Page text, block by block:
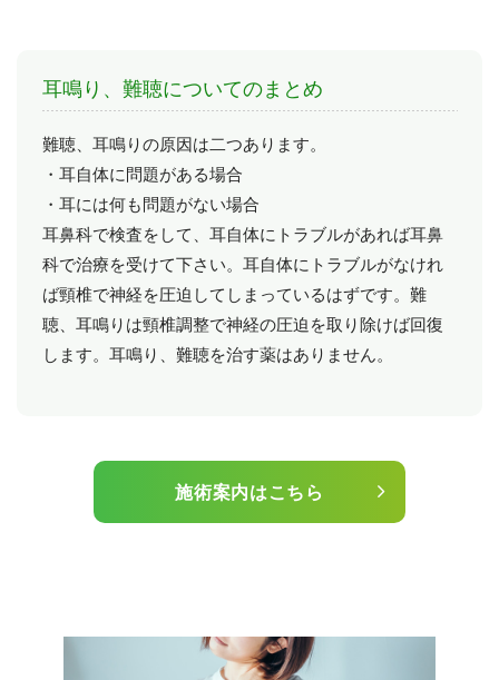
耳鳴り、難聴についてのまとめ
難聴、耳鳴りの原因は二つあります。
・耳自体に問題がある場合
・耳には何も問題がない場合
耳鼻科で検査をして、耳自体にトラブルがあれば耳鼻
科で治療を受けて下さい。耳自体にトラブルがなけれ
ば頸椎で神経を圧迫してしまっているはずです。難
聴、耳鳴りは頸椎調整で神経の圧迫を取り除けば回復
します。耳鳴り、難聴を治す薬はありません。
施術案内はこちら